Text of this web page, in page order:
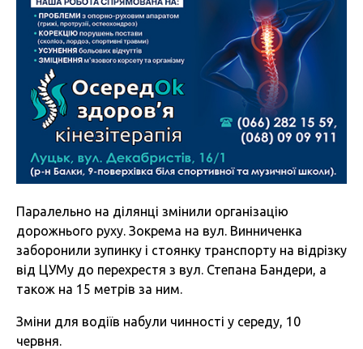
Паралельно на ділянці змінили організацію
дорожнього руху. Зокрема на вул. Винниченка
заборонили зупинку і стоянку транспорту на відрізку
від ЦУМу до перехрестя з вул. Степана Бандери, а
також на 15 метрів за ним.
Зміни для водіїв набули чинності у середу, 10
червня.